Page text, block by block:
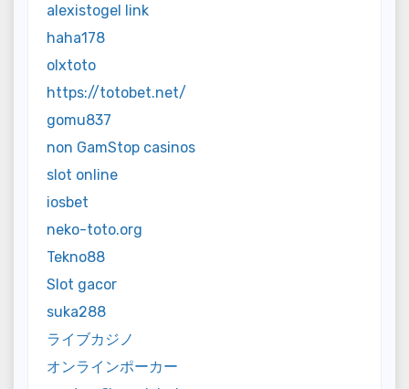
alexistogel link
haha178
olxtoto
https://totobet.net/
gomu837
non GamStop casinos
slot online
iosbet
neko-toto.org
Tekno88
Slot gacor
suka288
ライブカジノ
オンラインポーカー